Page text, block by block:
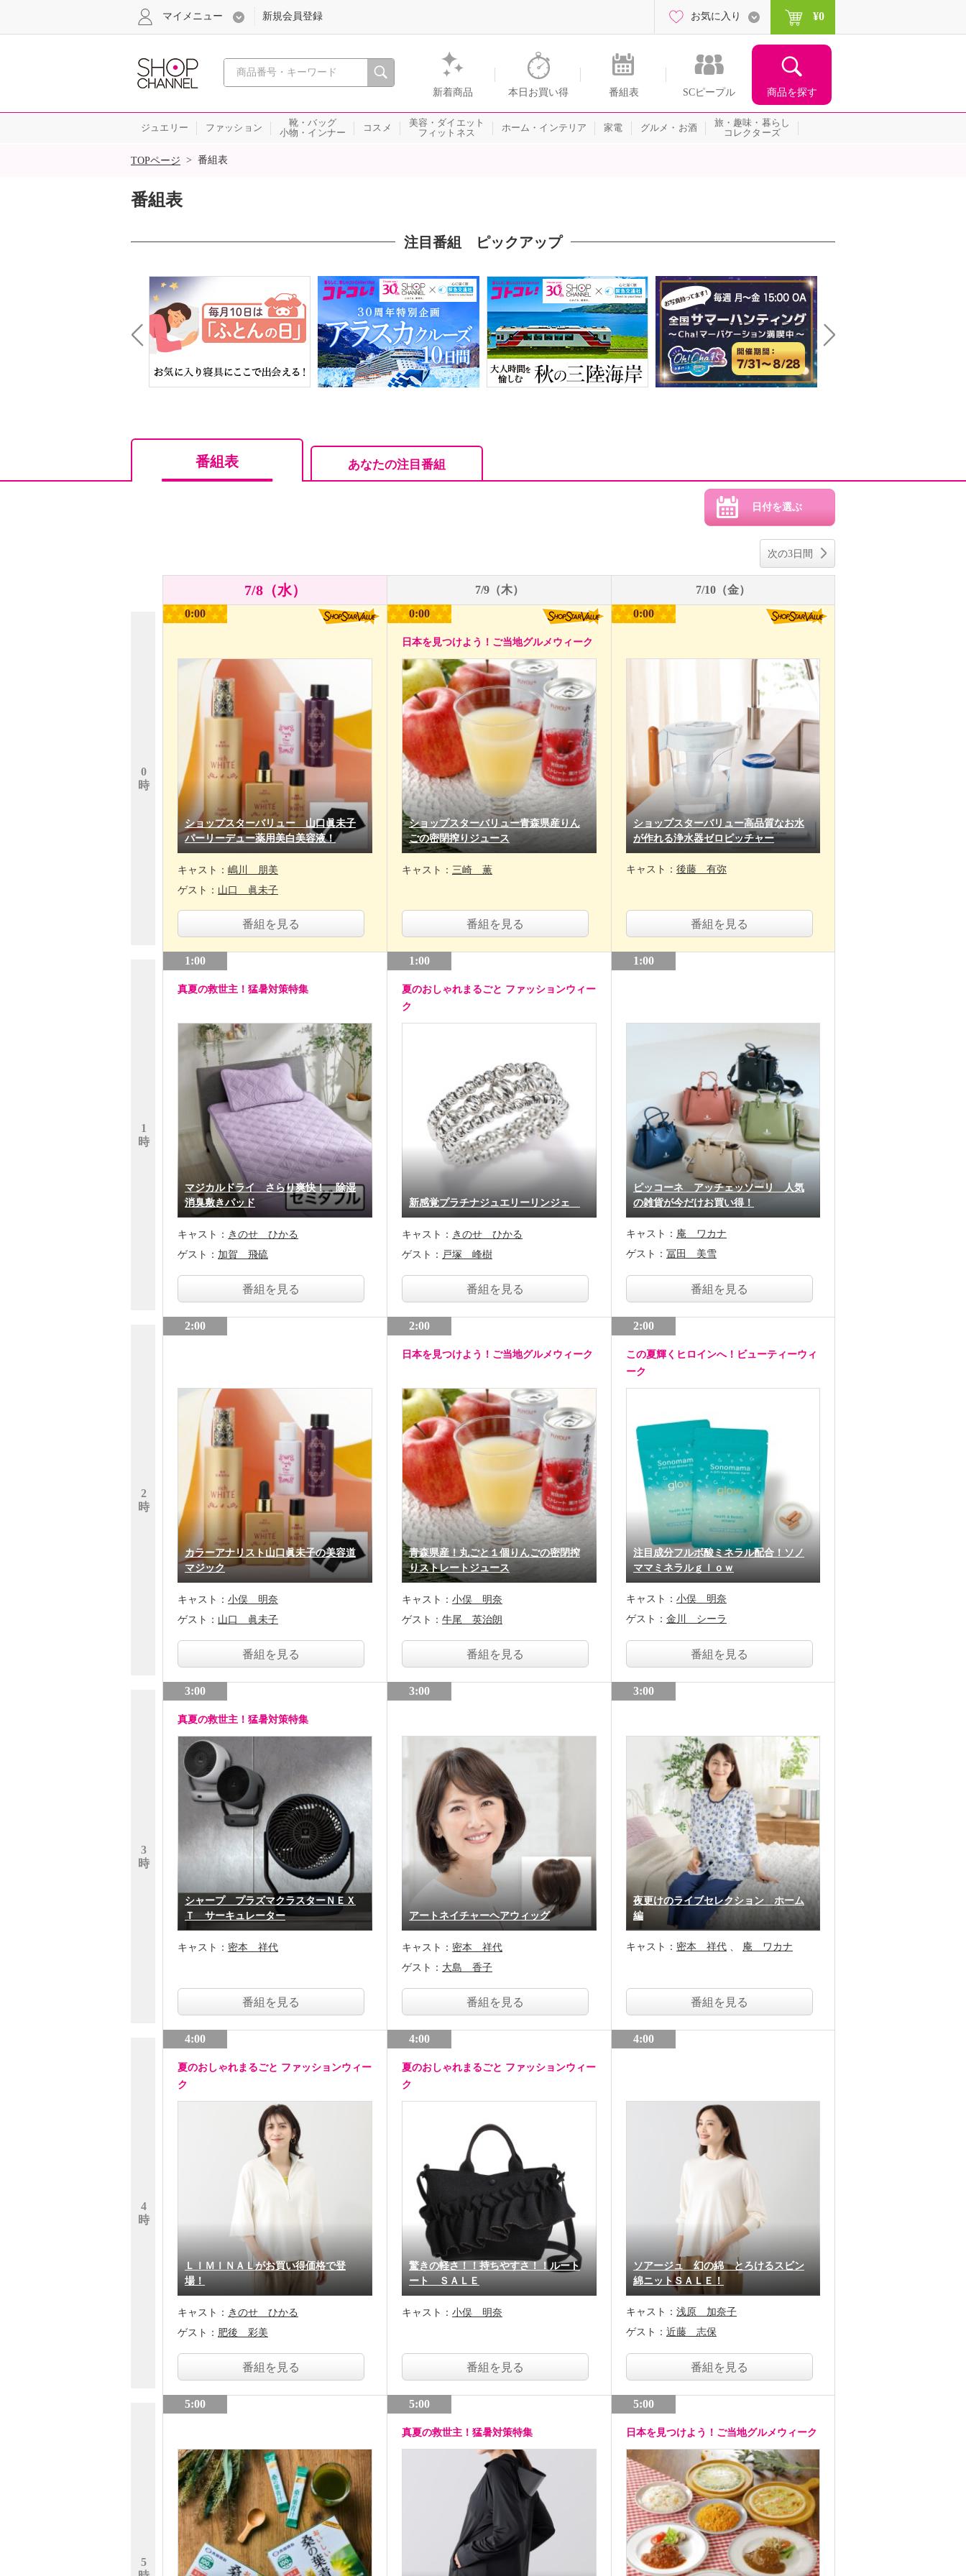
心おどる、瞬間を。通販・テレビショッピングのショップチャンネル
新着商品 本日お買い得 番組表 SCピープル 商品を探す
マイメニュー 新規会員登録 お気に入り ¥0
ジュエリー ファッション
靴・バッグ
小物・インナー
コスメ
美容・ダイエット
フィットネス
ホーム・インテリア 家電 グルメ・お酒
旅・趣味・暮らし
コレクターズ
SALE
TOPページ > 番組表
番組表
注目番組 ピックアップ
Next
番組表 あなたの注目番組
次の3日間
7/8（水） 7/9（木） 7/10（金）
0
時
1
時
2
時
3
時
4
時
5
0:00
ショップスターバリュー 山口眞未子
パーリーデュー薬用美白美容液！
キャスト： 嶋川 朋美
ゲスト： 山口 眞未子
番組を見る
1:00
真夏の救世主！猛暑対策特集
マジカルドライ さらり爽快！ 除湿
消臭敷きパッド
キャスト： きのせ ひかる
ゲスト： 加賀 飛硫
番組を見る
2:00
カラーアナリスト山口眞未子の美容道
マジック
キャスト： 小俣 明奈
ゲスト： 山口 眞未子
番組を見る
3:00
真夏の救世主！猛暑対策特集
シャープ プラズマクラスターＮＥＸ
Ｔ サーキュレーター
キャスト： 密本 祥代
番組を見る
4:00
夏のおしゃれまるごと ファッションウィー
ク
ＬＩＭＩＮＡＬがお買い得価格で登
場！
キャスト： きのせ ひかる
ゲスト： 肥後 彩美
番組を見る
5:00
0:00
日本を見つけよう！ご当地グルメウィーク
ショップスターバリュー青森県産りん
ごの密閉搾りジュース
キャスト： 三崎 薫
番組を見る
1:00
夏のおしゃれまるごと ファッションウィー
ク
新感覚プラチナジュエリーリンジェ
キャスト： きのせ ひかる
ゲスト： 戸塚 峰樹
番組を見る
2:00
日本を見つけよう！ご当地グルメウィーク
青森県産！丸ごと１個りんごの密閉搾
りストレートジュース
キャスト： 小俣 明奈
ゲスト： 牛尾 英治朗
番組を見る
3:00
アートネイチャーヘアウィッグ
キャスト： 密本 祥代
ゲスト： 大島 香子
番組を見る
4:00
夏のおしゃれまるごと ファッションウィー
ク
驚きの軽さ！！持ちやすさ！！ルート
ート ＳＡＬＥ
キャスト： 小俣 明奈
番組を見る
5:00
真夏の救世主！猛暑対策特集
0:00
ショップスターバリュー高品質なお水
が作れる浄水器ゼロピッチャー
キャスト： 後藤 有弥
番組を見る
1:00
ピッコーネ アッチェッソーリ 人気
の雑貨が今だけお買い得！
キャスト： 庵 ワカナ
ゲスト： 冨田 美雪
番組を見る
2:00
この夏輝くヒロインへ！ビューティーウィ
ーク
注目成分フルボ酸ミネラル配合！ソノ
ママミネラルｇｌｏｗ
キャスト： 小俣 明奈
ゲスト： 金川 シーラ
番組を見る
3:00
夜更けのライブセレクション ホーム
編
キャスト： 密本 祥代 庵 ワカナ
番組を見る
4:00
ソアージュ 幻の綿 とろけるスビン
綿ニットＳＡＬＥ！
キャスト： 浅原 加奈子
ゲスト： 近藤 志保
番組を見る
5:00
日本を見つけよう！ご当地グルメウィーク